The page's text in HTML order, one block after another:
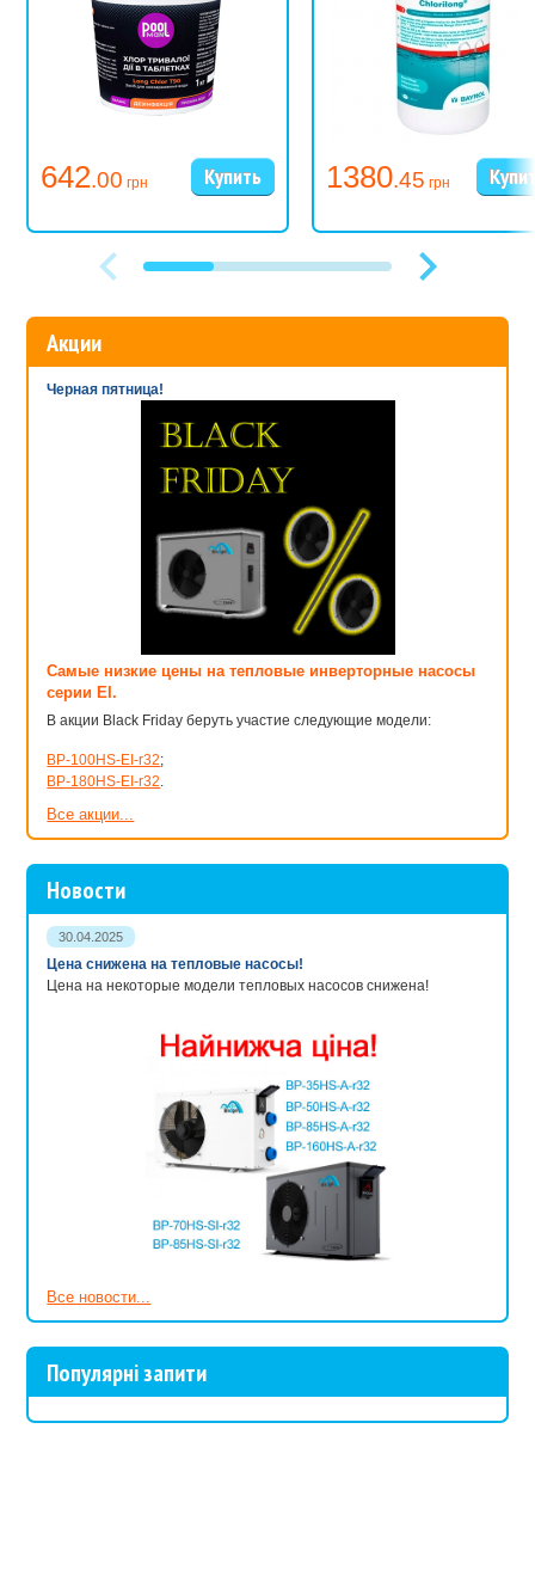
642.00 грн 1380.45 грн
Акции
Черная пятница!
Самые низкие цены на тепловые инверторные насосы
серии EI.
В акции Black Friday беруть участие следующие модели:
BP-100HS-EI-r32;
BP-180HS-EI-r32.
Все акции...
Новости
30.04.2025
Цена снижена на тепловые насосы!
Цена на некоторые модели тепловых насосов снижена!
Все новости...
Популярні запити